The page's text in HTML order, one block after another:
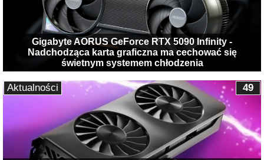
Gigabyte AORUS GeForce RTX 5090 Infinity -
Nadchodząca karta graficzna ma cechować się
świetnym systemem chłodzenia
49
Aktualności